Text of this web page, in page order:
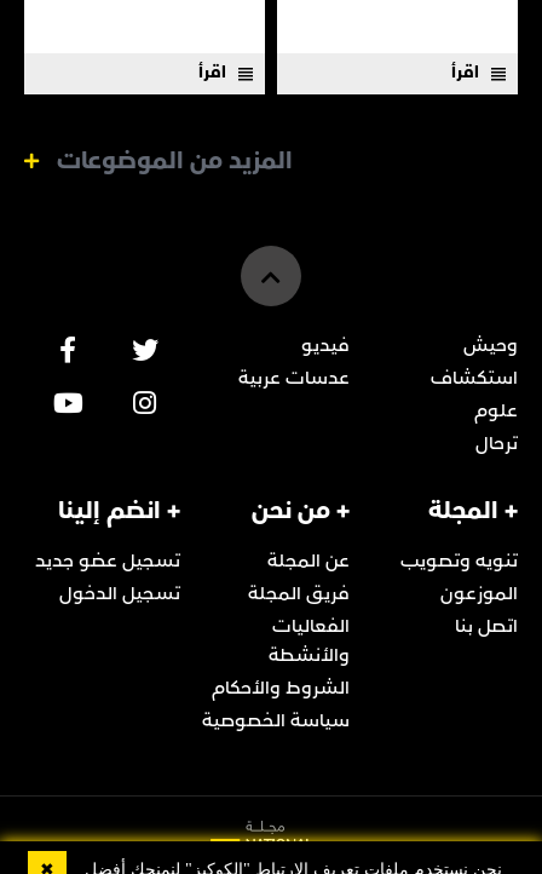
اقرأ اقرأ
المزيد من الموضوعات
وحيش
استكشاف
علوم
ترحال
فيديو
عدسات عربية
+ المجلة
تنويه وتصويب
الموزعون
اتصل بنا
+ من نحن
عن المجلة
فريق المجلة
الفعاليات
والأنشطة
الشروط والأحكام
سياسة الخصوصية
+ انضم إلينا
تسجيل عضو جديد
تسجيل الدخول
✖ نحن نستخدم ملفات تعريف الارتباط "الكوكيز" لنمنحك أفضل